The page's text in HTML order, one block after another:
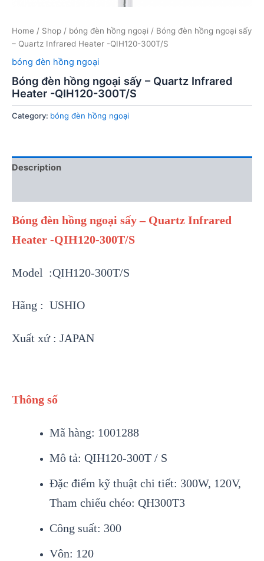
Home / Shop / bóng đèn hồng ngoại / Bóng đèn hồng ngoại sấy
– Quartz Infrared Heater -QIH120-300T/S
bóng đèn hồng ngoại
Bóng đèn hồng ngoại sấy – Quartz Infrared
Heater -QIH120-300T/S
Category: bóng đèn hồng ngoại
Description
Bóng đèn hồng ngoại sấy – Quartz Infrared
Heater -QIH120-300T/S
Model :QIH120-300T/S
Hãng : USHIO
Xuất xứ : JAPAN
Thông số
Mã hàng: 1001288
Mô tả: QIH120-300T / S
Đặc điểm kỹ thuật chi tiết: 300W, 120V,
Tham chiếu chéo: QH300T3
Công suất: 300
Vôn: 120